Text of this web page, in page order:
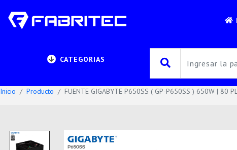
CATEGORIAS
Inicio Producto FUENTE GIGABYTE P650SS ( GP-P650SS ) 650W | 80